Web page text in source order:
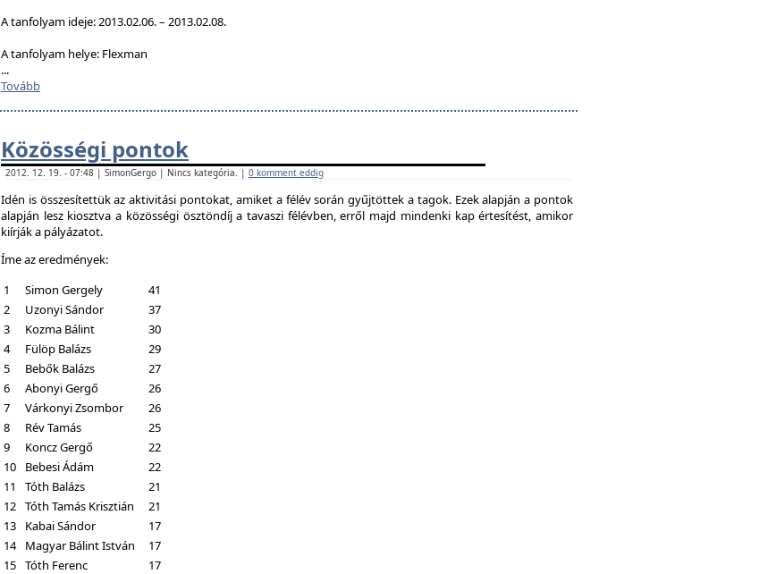
A tanfolyam ideje: 2013.02.06. – 2013.02.08.
A tanfolyam helye: Flexman
...
Tovább
Közösségi pontok
2012. 12. 19. - 07:48 | SimonGergo | Nincs kategória. | 0 komment eddig
Idén is összesítettük az aktivitási pontokat, amiket a félév során gyűjtöttek a tagok. Ezek alapján a pontok
alapján lesz kiosztva a közösségi ösztöndíj a tavaszi félévben, erről majd mindenki kap értesítést, amikor
kiírják a pályázatot.
Íme az eredmények:
1
Simon Gergely
41
2
Uzonyi Sándor
37
3
Kozma Bálint
30
4
Fülöp Balázs
29
5
Bebők Balázs
27
6
Abonyi Gergő
26
7
Várkonyi Zsombor
26
8
Rév Tamás
25
9
Koncz Gergő
22
10
Bebesi Ádám
22
11
Tóth Balázs
21
12 Tóth Tamás Krisztián
21
13
Kabai Sándor
17
14 Magyar Bálint István
17
15 Tóth Ferenc
17